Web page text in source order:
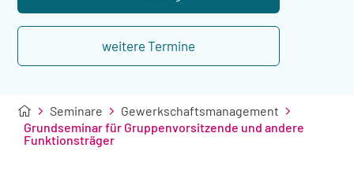
weitere Termine
Seminare
Gewerkschaftsmanagement
Grundseminar für Gruppenvorsitzende und andere
Funktionsträger